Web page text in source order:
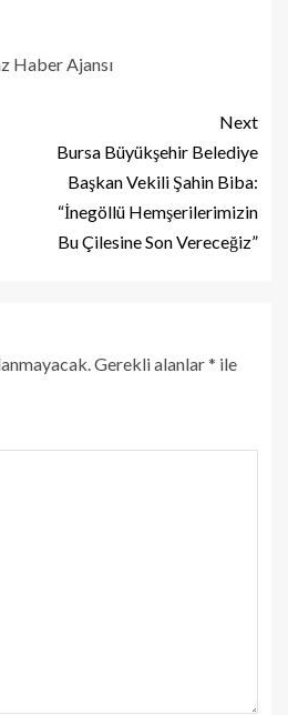
Haber Ajansı
Next
Bursa Büyükşehir Belediye
Başkan Vekili Şahin Biba:
“İnegöllü Hemşerilerimizin
Bu Çilesine Son Vereceğiz”
Gerekli alanlar* ile